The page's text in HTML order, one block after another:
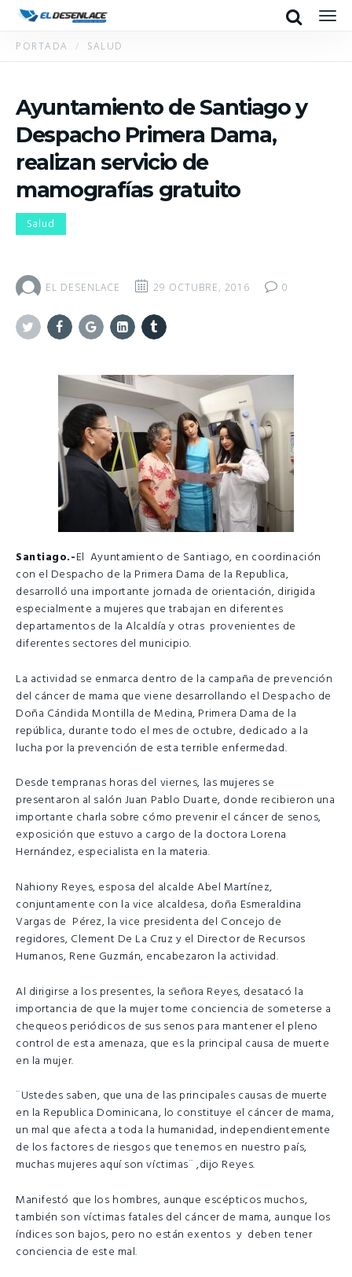
Search
PORTADA SALUD
Ayuntamiento de Santiago y
Despacho Primera Dama,
realizan servicio de
mamografías gratuito
Salud
EL DESENLACE 29 OCTUBRE, 2016 0
Santiago.-El Ayuntamiento de Santiago, en coordinación
con el Despacho de la Primera Dama de la Republica,
desarrolló una importante jornada de orientación, dirigida
especialmente a mujeres que trabajan en diferentes
departamentos de la Alcaldía y otras provenientes de
diferentes sectores del municipio.
La actividad se enmarca dentro de la campaña de prevención
del cáncer de mama que viene desarrollando el Despacho de
Doña Cándida Montilla de Medina, Primera Dama de la
república, durante todo el mes de octubre, dedicado a la
lucha por la prevención de esta terrible enfermedad.
Desde tempranas horas del viernes, las mujeres se
presentaron al salón Juan Pablo Duarte, donde recibieron una
importante charla sobre cómo prevenir el cáncer de senos,
exposición que estuvo a cargo de la doctora Lorena
Hernández, especialista en la materia.
Nahiony Reyes, esposa del alcalde Abel Martínez,
conjuntamente con la vice alcaldesa, doña Esmeraldina
Vargas de Pérez, la vice presidenta del Concejo de
regidores, Clement De La Cruz y el Director de Recursos
Humanos, Rene Guzmán, encabezaron la actividad.
Al dirigirse a los presentes, la señora Reyes, desatacó la
importancia de que la mujer tome conciencia de someterse a
chequeos periódicos de sus senos para mantener el pleno
control de esta amenaza, que es la principal causa de muerte
en la mujer.
¨Ustedes saben, que una de las principales causas de muerte
en la Republica Dominicana, lo constituye el cáncer de mama,
un mal que afecta a toda la humanidad, independientemente
de los factores de riesgos que tenemos en nuestro país,
muchas mujeres aquí son víctimas¨ ,dijo Reyes.
Manifestó que los hombres, aunque escépticos muchos,
también son víctimas fatales del cáncer de mama, aunque los
índices son bajos, pero no están exentos y deben tener
conciencia de este mal.